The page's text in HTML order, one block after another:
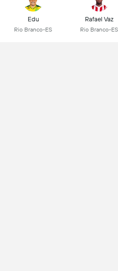
Edu
Rio Branco-ES
Rafael Vaz
Rio Branco-ES